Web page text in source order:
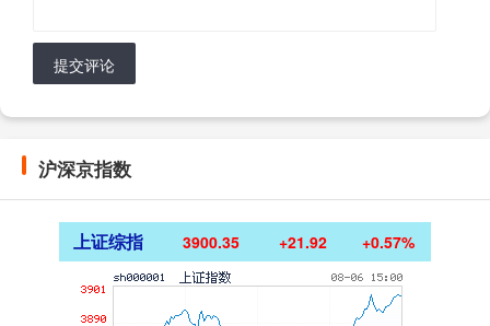
提交评论
沪深京指数
上证综指 3900.35 +21.92 +0.57%